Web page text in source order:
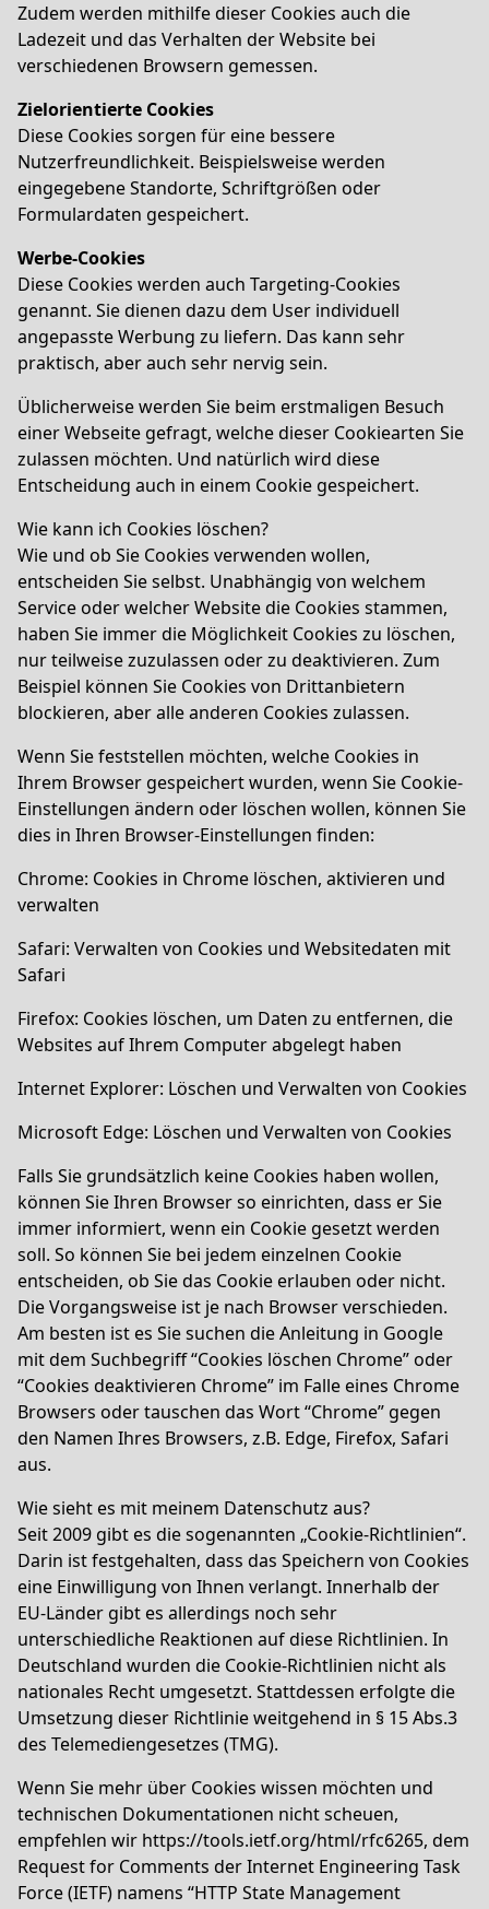
Zudem werden mithilfe dieser Cookies auch die
Ladezeit und das Verhalten der Website bei
verschiedenen Browsern gemessen.
Zielorientierte Cookies
Diese Cookies sorgen für eine bessere
Nutzerfreundlichkeit. Beispielsweise werden
eingegebene Standorte, Schriftgrößen oder
Formulardaten gespeichert.
Werbe-Cookies
Diese Cookies werden auch Targeting-Cookies
genannt. Sie dienen dazu dem User individuell
angepasste Werbung zu liefern. Das kann sehr
praktisch, aber auch sehr nervig sein.
Üblicherweise werden Sie beim erstmaligen Besuch
einer Webseite gefragt, welche dieser Cookiearten Sie
zulassen möchten. Und natürlich wird diese
Entscheidung auch in einem Cookie gespeichert.
Wie kann ich Cookies löschen?
Wie und ob Sie Cookies verwenden wollen,
entscheiden Sie selbst. Unabhängig von welchem
Service oder welcher Website die Cookies stammen,
haben Sie immer die Möglichkeit Cookies zu löschen,
nur teilweise zuzulassen oder zu deaktivieren. Zum
Beispiel können Sie Cookies von Drittanbietern
blockieren, aber alle anderen Cookies zulassen.
Wenn Sie feststellen möchten, welche Cookies in
Ihrem Browser gespeichert wurden, wenn Sie Cookie-
Einstellungen ändern oder löschen wollen, können Sie
dies in Ihren Browser-Einstellungen finden:
Chrome: Cookies in Chrome löschen, aktivieren und
verwalten
Safari: Verwalten von Cookies und Websitedaten mit
Safari
Firefox: Cookies löschen, um Daten zu entfernen, die
Websites auf Ihrem Computer abgelegt haben
Internet Explorer: Löschen und Verwalten von Cookies
Microsoft Edge: Löschen und Verwalten von Cookies
Falls Sie grundsätzlich keine Cookies haben wollen,
können Sie Ihren Browser so einrichten, dass er Sie
immer informiert, wenn ein Cookie gesetzt werden
soll. So können Sie bei jedem einzelnen Cookie
entscheiden, ob Sie das Cookie erlauben oder nicht.
Die Vorgangsweise ist je nach Browser verschieden.
Am besten ist es Sie suchen die Anleitung in Google
mit dem Suchbegriff “Cookies löschen Chrome” oder
“Cookies deaktivieren Chrome” im Falle eines Chrome
Browsers oder tauschen das Wort “Chrome” gegen
den Namen Ihres Browsers, z.B. Edge, Firefox, Safari
aus.
Wie sieht es mit meinem Datenschutz aus?
Seit 2009 gibt es die sogenannten „Cookie-Richtlinien“.
Darin ist festgehalten, dass das Speichern von Cookies
eine Einwilligung von Ihnen verlangt. Innerhalb der
EU-Länder gibt es allerdings noch sehr
unterschiedliche Reaktionen auf diese Richtlinien. In
Deutschland wurden die Cookie-Richtlinien nicht als
nationales Recht umgesetzt. Stattdessen erfolgte die
Umsetzung dieser Richtlinie weitgehend in § 15 Abs.3
des Telemediengesetzes (TMG).
Wenn Sie mehr über Cookies wissen möchten und
technischen Dokumentationen nicht scheuen,
empfehlen wir https://tools.ietf.org/html/rfc6265, dem
Request for Comments der Internet Engineering Task
Force (IETF) namens “HTTP State Management